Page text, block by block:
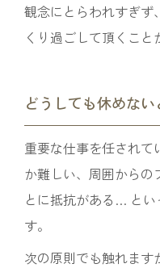
観念にとらわれすぎず
くり過ごして頂くこと
どうしても休めな
重要な仕事を任されて
か難しい、周囲からの
とに抵抗がある… とい
す。
次の原則でも触れま